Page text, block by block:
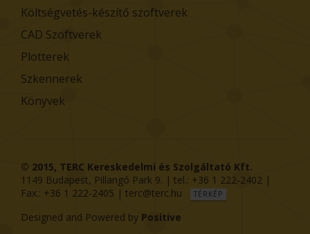
Költségvetés-készítő szoftverek
CAD Szoftverek
Plotterek
Szkennerek
Könyvek
© 2015, TERC Kereskedelmi és Szolgáltató Kft.
1149 Budapest, Pillangó Park 9. | tel.: +36 1 222-2402 |
Fax.: +36 1 222-2405 | terc@terc.hu TÉRKÉP
Designed and Powered by Positive